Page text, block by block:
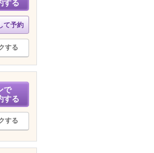
する
て予約
する
で
する
する